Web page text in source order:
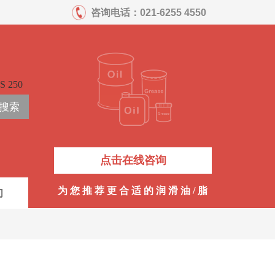
为 您 推 荐 更 合 适 的 润 滑 油 / 脂
250
点击在线咨询
索
咨询电话： 021-6255 4550